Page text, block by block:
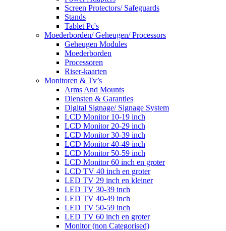
Screen Protectors/ Safeguards
Stands
Tablet Pc's
Moederborden/ Geheugen/ Processors
Geheugen Modules
Moederborden
Processoren
Riser-kaarten
Monitoren & Tv’s
Arms And Mounts
Diensten & Garanties
Digital Signage/ Signage System
LCD Monitor 10-19 inch
LCD Monitor 20-29 inch
LCD Monitor 30-39 inch
LCD Monitor 40-49 inch
LCD Monitor 50-59 inch
LCD Monitor 60 inch en groter
LCD TV 40 inch en groter
LED TV 29 inch en kleiner
LED TV 30-39 inch
LED TV 40-49 inch
LED TV 50-59 inch
LED TV 60 inch en groter
Monitor (non Categorised)